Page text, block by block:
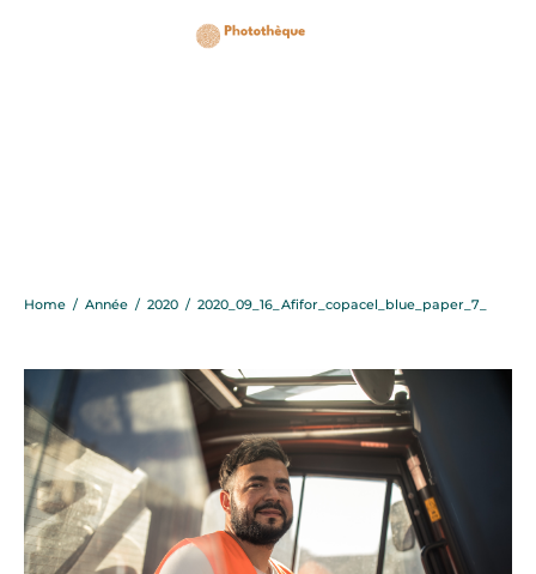
Home / Année / 2020 / 2020_09_16_Afifor_copacel_blue_paper_7_